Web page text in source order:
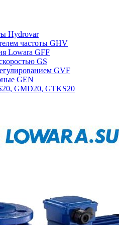
Hydrovar
частоты GHV
Lowara GFF
GS
GVF
GEN
GMD20, GTKS20